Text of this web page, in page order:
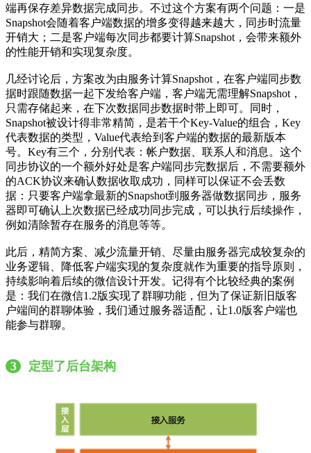
端再保存差异数据完成同步。不过这个方案有两个问题：一是
Snapshot会随着客户端数据的增多变得越来越大，同步时流量
开销大；二是客户端每次同步都要计算Snapshot，会带来额外
的性能开销和实现复杂度。
几经讨论后，方案改为由服务计算Snapshot，在客户端同步数
据时跟随数据一起下发给客户端，客户端无需理解Snapshot，
只需存储起来，在下次数据同步数据时带上即可。同时，
Snapshot被设计得非常精简，是若干个Key-Value的组合，Key
代表数据的类型，Value代表给到客户端的数据的最新版本
号。Key有三个，分别代表：帐户数据、联系人和消息。这个
同步协议的一个额外好处是客户端同步完数据后，不需要额外
的ACK协议来确认数据收取成功，同样可以保证不会丢数
据：只要客户端拿最新的Snapshot到服务器做数据同步，服务
器即可确认上次数据已经成功同步完成，可以执行后续操作，
例如清除暂存在服务的消息等等。
此后，精简方案、减少流量开销、尽量由服务器完成较复杂的
业务逻辑、降低客户端实现的复杂度就作为重要的指导原则，
持续影响着后续的微信设计开发。记得有个比较经典的案例
是：我们在微信1.2版实现了群聊功能，但为了保证新旧版客
户端间的群聊体验，我们通过服务器适配，让1.0版客户端也
能参与群聊。
3 定型了后台架构